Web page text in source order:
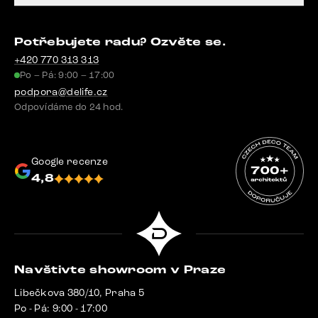
Potřebujete radu? Ozvěte se.
+420 770 313 313
Po – Pá: 9:00 – 17:00
podpora@delife.cz
Odpovídáme do 24 hod.
Google recenze
4,8
Navštivte showroom v Praze
Libečkova 380/10, Praha 5
Po - Pá: 9:00 - 17:00